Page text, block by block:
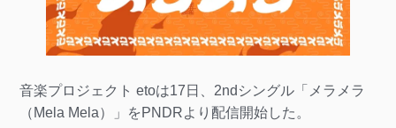
音楽プロジェクト etoは17日、2ndシングル「メラメラ
（Mela Mela）」をPNDRより配信開始した。